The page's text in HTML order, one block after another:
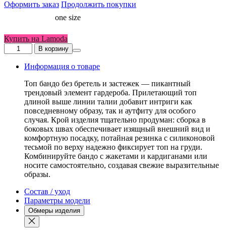
Оформить заказ Продолжить покупки
женский
one size
Купить на Lamoda
Количество
товара
Топ
черный
В корзину
Информация о товаре
Топ бандо без бретель и застежек — пикантный
трендовый элемент гардероба. Прилетающий топ
длиной выше линии талии добавит интриги как
повседневному образу, так и аутфиту для особого
случая. Крой изделия тщательно продуман: сборка в
боковых швах обеспечивает изящный внешний вид и
комфортную посадку, потайная резинка с силиконовой
тесьмой по верху надежно фиксирует топ на груди.
Комбинируйте бандо с жакетами и кардиганами или
носите самостоятельно, создавая свежие выразительные
образы.
Состав / уход
Параметры модели
Обмеры изделия